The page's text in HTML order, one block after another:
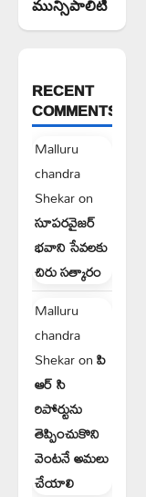
మున్సిపాలిటీ
RECENT
COMMENTS
Malluru
chandra
Shekaron
సూపరవైజర్
భవాని సేవలకు
చిరు సత్కారం
Malluru
chandra
Shekaronపి
ఆర్ సి
రిపోర్టును
తెప్పించుకొని
వెంటనే అమలు
చేయాలి